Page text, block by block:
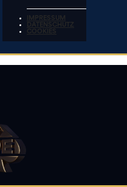
IMPRESSUM
DATENSCHUTZ
COOKIES